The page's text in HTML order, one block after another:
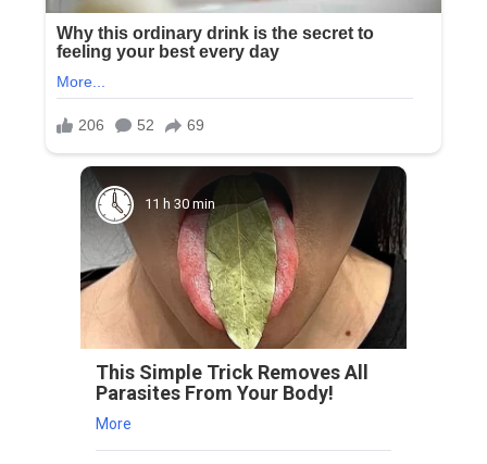
11 h 30 min
This Simple Trick Removes All
Parasites From Your Body!
More